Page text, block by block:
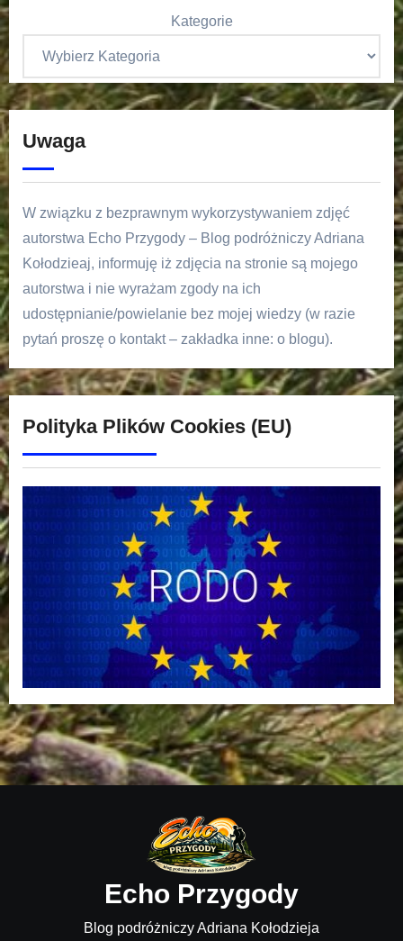
Kategorie
Uwaga
W związku z bezprawnym wykorzystywaniem zdjęć
autorstwa Echo Przygody – Blog podróżniczy Adriana
Kołodzieaj, informuję iż zdjęcia na stronie są mojego
autorstwa i nie wyrażam zgody na ich
udostępnianie/powielanie bez mojej wiedzy (w razie
pytań proszę o kontakt – zakładka inne: o blogu).
Polityka Plików Cookies (EU)
Echo Przygody
Blog podróżniczy Adriana Kołodzieja